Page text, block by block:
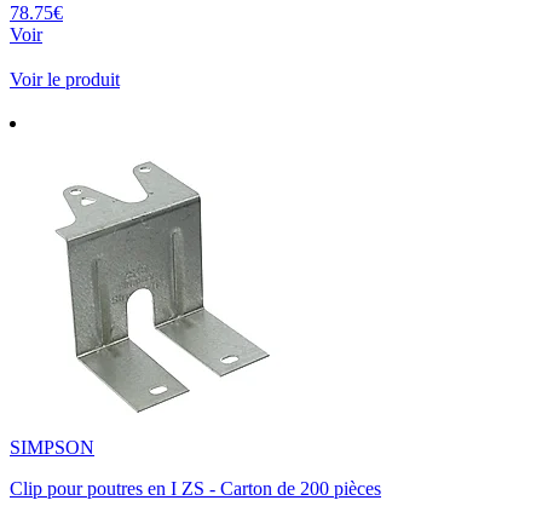
78.75€
Voir
Voir le produit
SIMPSON
Clip pour poutres en I ZS - Carton de 200 pièces